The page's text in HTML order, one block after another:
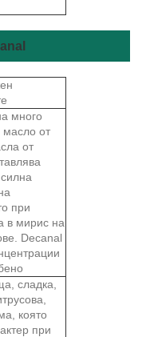
много
масло от
от
при
в мирис на
Decanal
сладка,
която
при